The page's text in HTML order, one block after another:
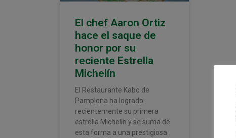
El chef Aaron Ortiz
hace el saque de
honor por su
reciente Estrella
Michelín
El Restaurante Kabo de
Pamplona ha logrado
recientemente su primera
estrella Michelín y se suma de
esta forma a una prestigiosa